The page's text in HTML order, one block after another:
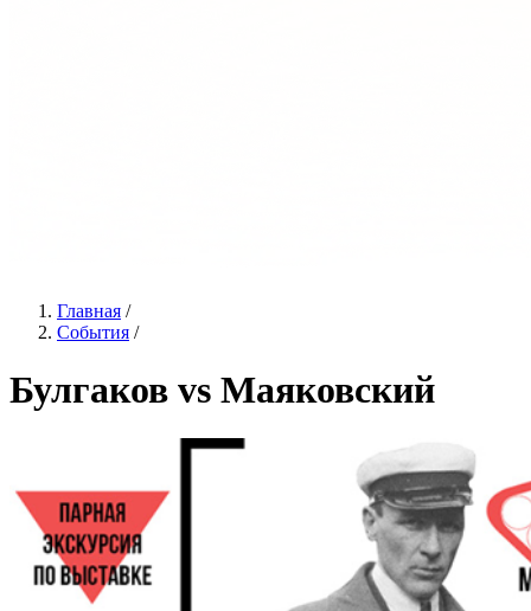
Главная /
События /
Булгаков vs Маяковский